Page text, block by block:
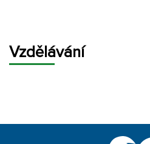
Vzdělávání
ŠKOLNÍ PORADENSKÉ